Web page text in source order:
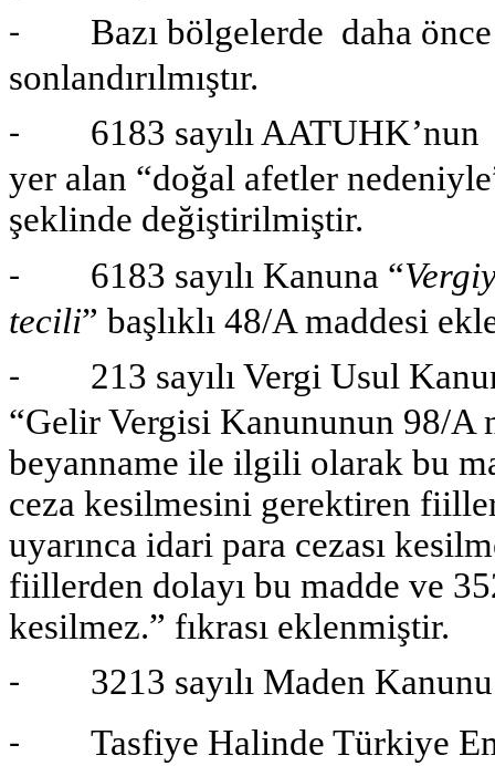
- Bazı bölgelerde daha önce
sonlandırılmıştır.
- 6183 sayılı AATUHK’nun
yer alan “doğal afetler
şeklinde değiştirilmiştir.
- 6183 sayılı Kanuna “
tecili” başlıklı 48/A maddesi
- 213 sayılı Vergi Usul
“Gelir Vergisi Kanununun 98/A
beyanname ile ilgili olarak bu
ceza kesilmesini gerektiren
uyarınca idari para cezası
fiillerden dolayı bu madde ve
kesilmez.” fıkrası eklenmiştir.
- 3213 sayılı Maden
- Tasfiye Halinde Türkiye